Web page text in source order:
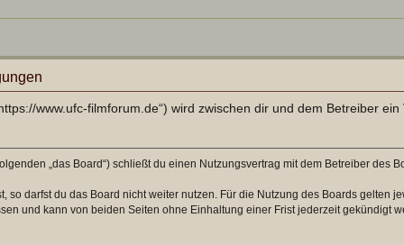
www.ufc-filmforum.de“) wird zwischen dir und dem Betreiber
„das Board“) schließt du einen Nutzungsvertrag mit dem Betreiber des
so darfst du das Board nicht weiter nutzen. Für die Nutzung des Boards gelten
und kann von beiden Seiten ohne Einhaltung einer Frist jederzeit gekündigt